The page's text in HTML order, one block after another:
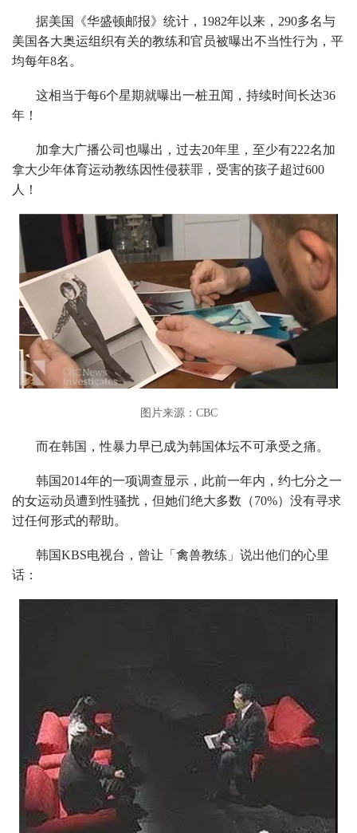
据美国《华盛顿邮报》统计，1982年以来，290多名与
美国各大奥运组织有关的教练和官员被曝出不当性行为，平
均每年8名。
这相当于每6个星期就曝出一桩丑闻，持续时间长达36
年！
加拿大广播公司也曝出，过去20年里，至少有222名加
拿大少年体育运动教练因性侵获罪，受害的孩子超过600
人！
图片来源：CBC
而在韩国，性暴力早已成为韩国体坛不可承受之痛。
韩国2014年的一项调查显示，此前一年内，约七分之一
的女运动员遭到性骚扰，但她们绝大多数（70%）没有寻求
过任何形式的帮助。
韩国KBS电视台，曾让「禽兽教练」说出他们的心里
话：